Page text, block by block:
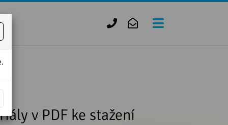
727
v PDF ke stažení